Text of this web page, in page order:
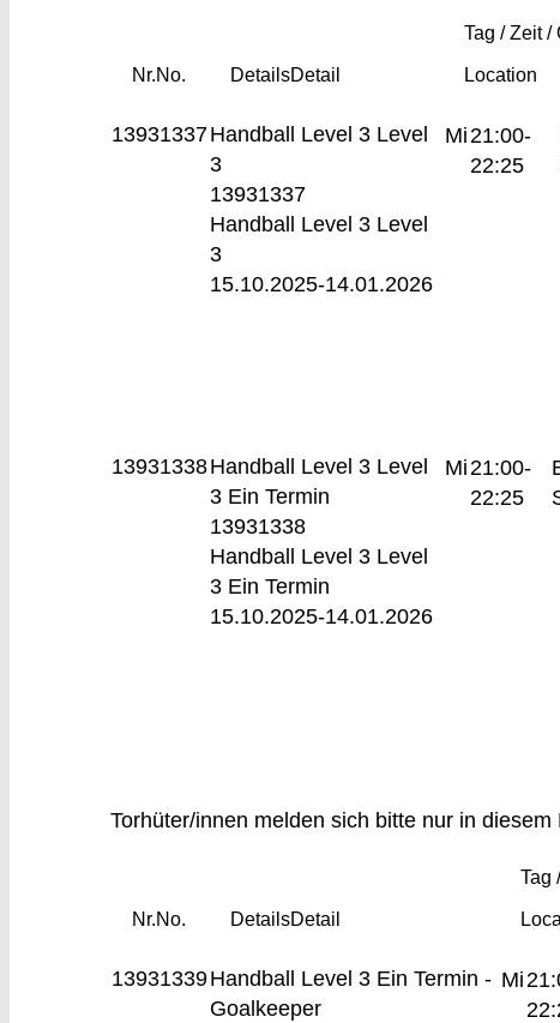
Nr.No. DetailsDetail
Tag / Zeit /
Location
13931337Handball Level 3 Level
3
13931337
Handball Level 3 Level
3
15.10.2025-14.01.2026
Mi21:00-
22:25
13931338Handball Level 3 Level
3 Ein Termin
13931338
Handball Level 3 Level
3 Ein Termin
15.10.2025-14.01.2026
Mi21:00-
22:25
Torhüter/innen melden sich bitte nur in
Nr.No. DetailsDetail
Tag
13931339Handball Level 3 Ein Termin -
Goalkeeper
Mi